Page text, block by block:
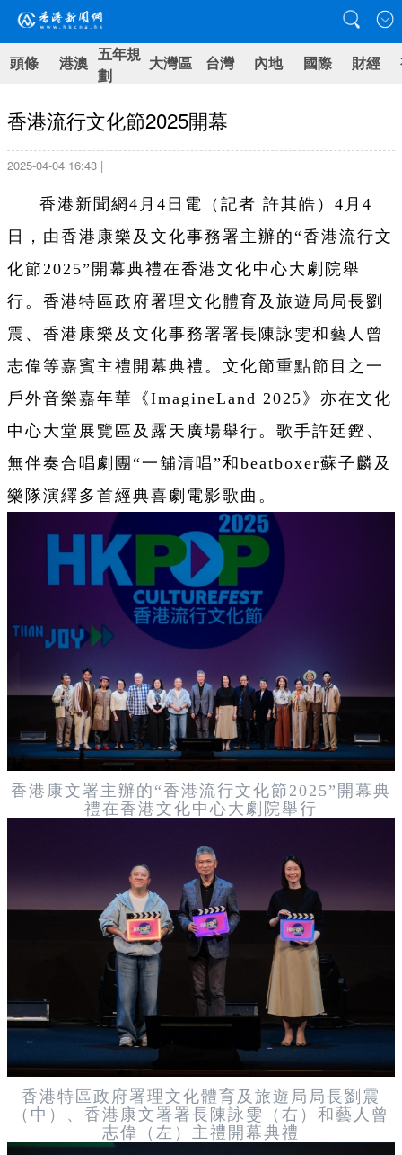
頭條 港澳 五年規
劃
大灣區 台灣 內地 國際 財經
香港流行文化節2025開幕
2025-04-04 16:43 |
香港新聞網4月4日電（記者 許其皓）4月4
日，由香港康樂及文化事務署主辦的“香港流行文
化節2025”開幕典禮在香港文化中心大劇院舉
行。香港特區政府署理文化體育及旅遊局局長劉
震、香港康樂及文化事務署署長陳詠雯和藝人曾
志偉等嘉賓主禮開幕典禮。文化節重點節目之一
戶外音樂嘉年華《ImagineLand 2025》亦在文化
中心大堂展覽區及露天廣場舉行。歌手許廷鏗、
無伴奏合唱劇團“一舖清唱”和beatboxer蘇子麟及
樂隊演繹多首經典喜劇電影歌曲。
香港康文署主辦的“香港流行文化節2025”開幕典
禮在香港文化中心大劇院舉行
香港特區政府署理文化體育及旅遊局局長劉震
（中）、香港康文署署長陳詠雯（右）和藝人曾
志偉（左）主禮開幕典禮